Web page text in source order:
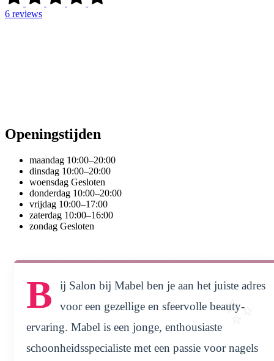
6 reviews
Openingstijden
maandag 10:00–20:00
dinsdag 10:00–20:00
woensdag Gesloten
donderdag 10:00–20:00
vrijdag 10:00–17:00
zaterdag 10:00–16:00
zondag Gesloten
B
ij Salon bij Mabel ben je aan het juiste adres
voor een gezellige en sfeervolle beauty-
ervaring. Mabel is een jonge, enthousiaste
schoonheidsspecialiste met een passie voor nagels